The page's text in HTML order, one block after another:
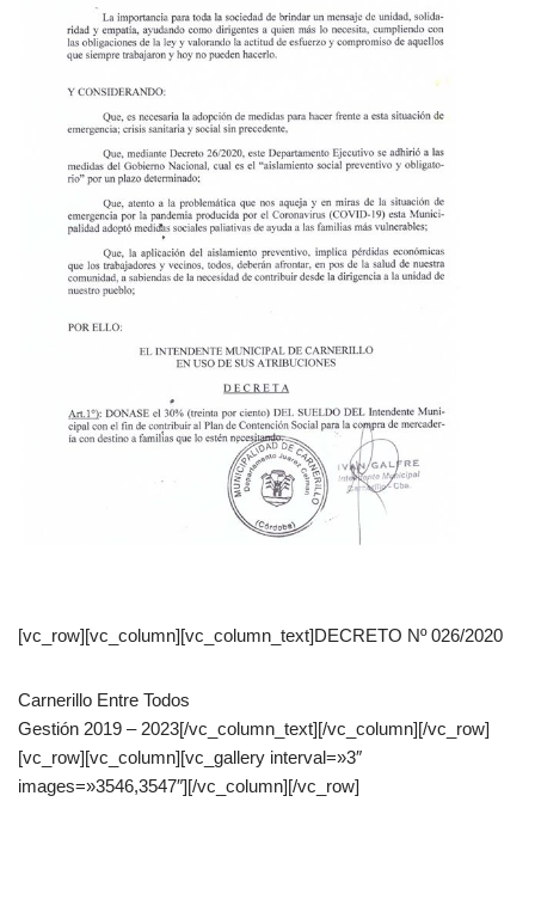
[vc_row][vc_column][vc_column_text]DECRETO Nº 026/2020
Carnerillo Entre Todos
Gestión 2019 – 2023[/vc_column_text][/vc_column][/vc_row]
[vc_row][vc_column][vc_gallery interval=»3″
images=»3546,3547″][/vc_column][/vc_row]